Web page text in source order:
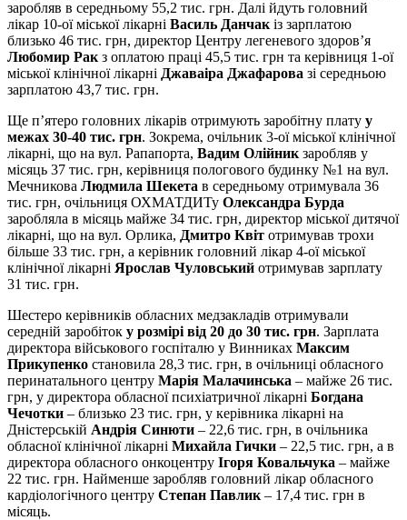
заробляв в середньому 55,2 тис. грн. Далі йдуть головний
лікар 10-ої міської лікарні Василь Данчак із зарплатою
близько 46 тис. грн, директор Центру легеневого здоров’я
Любомир Рак з оплатою праці 45,5 тис. грн та керівниця 1-ої
міської клінічної лікарні Джаваіра Джафарова зі середньою
зарплатою 43,7 тис. грн.
Ще п’ятеро головних лікарів отримують заробітну плату у
межах 30-40 тис. грн. Зокрема, очільник 3-ої міської клінічної
лікарні, що на вул. Рапапорта, Вадим Олійник заробляв у
місяць 37 тис. грн, керівниця пологового будинку №1 на вул.
Мечникова Людмила Шекета в середньому отримувала 36
тис. грн, очільниця ОХМАТДИТу Олександра Бурда
заробляла в місяць майже 34 тис. грн, директор міської дитячої
лікарні, що на вул. Орлика, Дмитро Квіт отримував трохи
більше 33 тис. грн, а керівник головний лікар 4-ої міської
клінічної лікарні Ярослав Чуловський отримував зарплату
31 тис. грн.
Шестеро керівників обласних медзакладів отримували
середній заробіток у розмірі від 20 до 30 тис. грн. Зарплата
директора військового госпіталю у Винниках Максим
Прикупенко становила 28,3 тис. грн, в очільниці обласного
перинатального центру Марія Малачинська – майже 26 тис.
грн, у директора обласної психіатричної лікарні Богдана
Чечотки – близько 23 тис. грн, у керівника лікарні на
Дністерській Андрія Синюти – 22,6 тис. грн, в очільника
обласної клінічної лікарні Михайла Гички – 22,5 тис. грн, а в
директора обласного онкоцентру Ігоря Ковальчука – майже
22 тис. грн. Найменше заробляв головний лікар обласного
кардіологічного центру Степан Павлик – 17,4 тис. грн в
місяць.